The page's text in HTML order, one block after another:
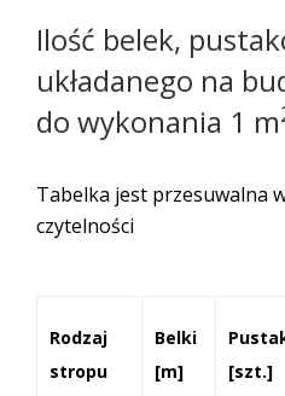
Ilość belek,
układanego na
do wykonania 1 m
Tabelka jest przesuwalna
czytelności
Rodzaj
stropu
Belki
[m]
[szt.]